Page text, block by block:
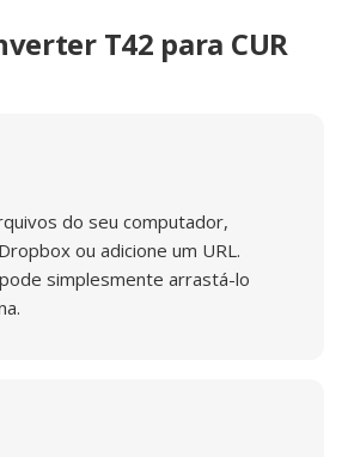
T42 para CUR
do seu computador,
ou adicione um URL.
simplesmente arrastá-lo